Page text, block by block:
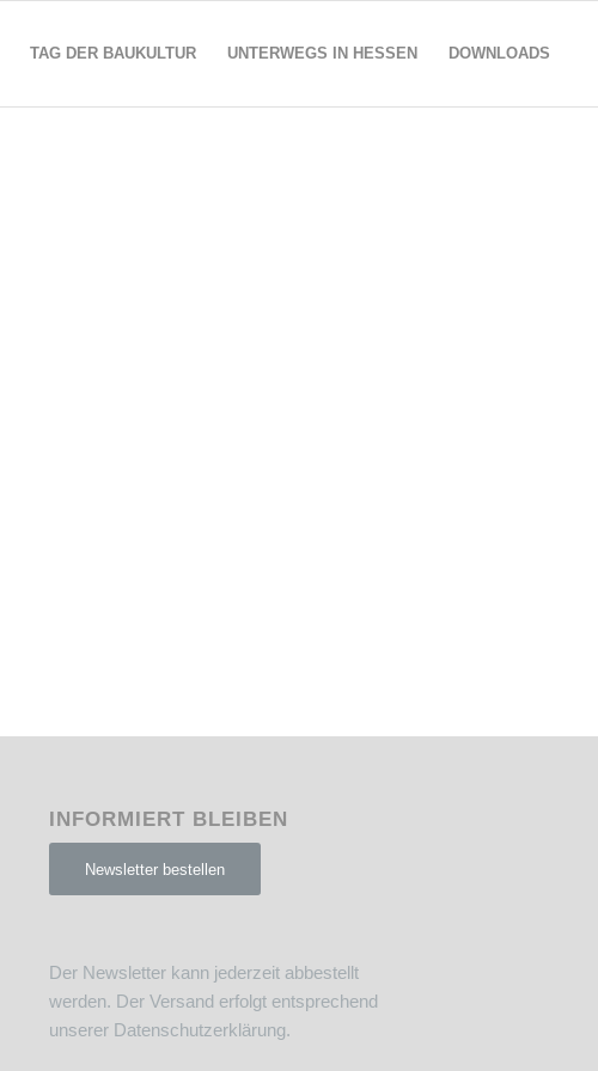
TAG DER BAUKULTUR UNTERWEGS IN HESSEN DOWNLOADS
INFORMIERT BLEIBEN
Newsletter bestellen
Der Newsletter kann jederzeit abbestellt
werden. Der Versand erfolgt entsprechend
unserer Datenschutzerklärung.